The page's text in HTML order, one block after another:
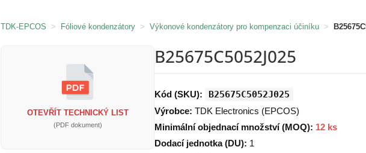
TDK-EPCOS > Fóliové kondenzátory > Výkonové kondenzátory pro kompenzaci účiníku >
OTEVŘÍT TECHNICKÝ LIST
(PDF dokument)
B25675C5052J025
Kód (SKU): B25675C5052J025
Výrobce: TDK Electronics (EPCOS)
Minimální objednací množství (MOQ): 12 ks
Dodací jednotka (DU): 1